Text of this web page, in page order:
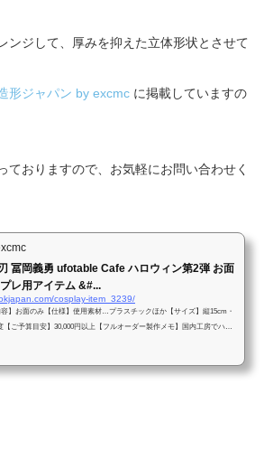
ンジして、厚みを抑えた立体形状とさせて
形ジャパン by excmc に掲載していますの
ておりますので、お気軽にお問い合わせく
冨岡義勇 ufotable Cafe ハロウィン第2弾 お面
レ用アイテム &#...
cosplay-item_3239/
容】お面のみ【仕様】使用素材…プラスチックほか【サイズ】縦15cm・
【ご予算目安】30,000円以上【フルオーダー製作メモ】国内工房でハン